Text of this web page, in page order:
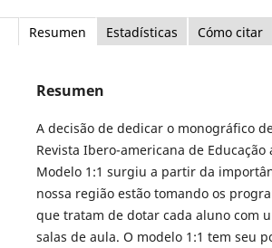
Resumen Estadísticas Cómo citar
Resumen
A decisão de dedicar o monográfico
Revista Ibero-americana de Educação
Modelo 1:1 surgiu a partir da
nossa região estão tomando os
que tratam de dotar cada aluno com
salas de aula. O modelo 1:1 tem seu